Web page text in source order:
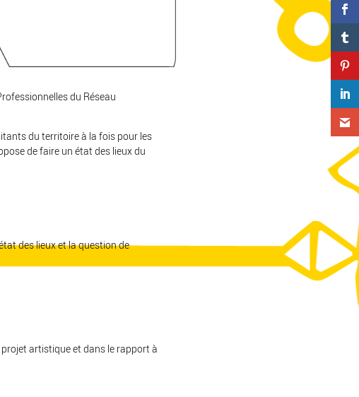
du Réseau
du territoire à la fois pour les
de faire un état des lieux du
des lieux et la question de
artistique et dans le rapport à